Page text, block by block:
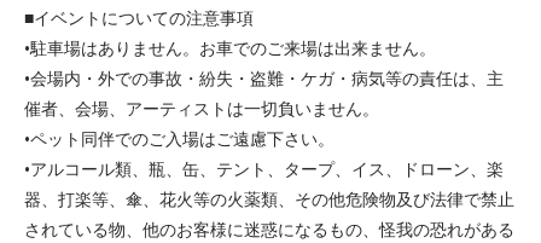
■イベントについての注意事項
•駐車場はありません。お車でのご来場は出来ません。
•会場内・外での事故・紛失・盗難・ケガ・病気等の責任は、主
催者、会場、アーティストは一切負いません。
•ペット同伴でのご入場はご遠慮下さい。
•アルコール類、瓶、缶、テント、タープ、イス、ドローン、楽
器、打楽等、傘、花火等の火薬類、その他危険物及び法律で禁止
されている物、他のお客様に迷惑になるもの、怪我の恐れがある